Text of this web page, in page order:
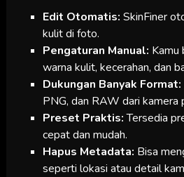
Edit Otomatis: SkinFiner
kulit di foto.
Pengaturan Manual: Kamu
warna kulit, kecerahan, dan
Dukungan Banyak Format:
PNG, dan RAW dari kamera
Preset Praktis:Tersedia
cepat dan mudah.
Hapus Metadata: Bisa
seperti lokasi atau detail